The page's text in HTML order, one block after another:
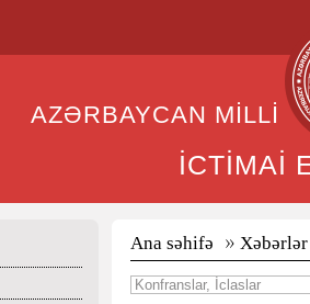
AZƏRBAYCAN
İCTİMAİ
Ana səhifə Xəbərlər